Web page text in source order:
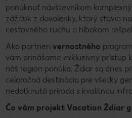
ponúknuť návštevníkom
zážitok z dovolenky, ktorý stavia
cestovného ruchu a hlbokom
Ako partneri vernostného
vám prinášame exkluzívny prístup
náš región ponúka. Ždiar sa dnes
celoročná destinácia pre všetky
nedotknutá príroda s kvalitnou
Čo vám projekt Vacation Ždiar